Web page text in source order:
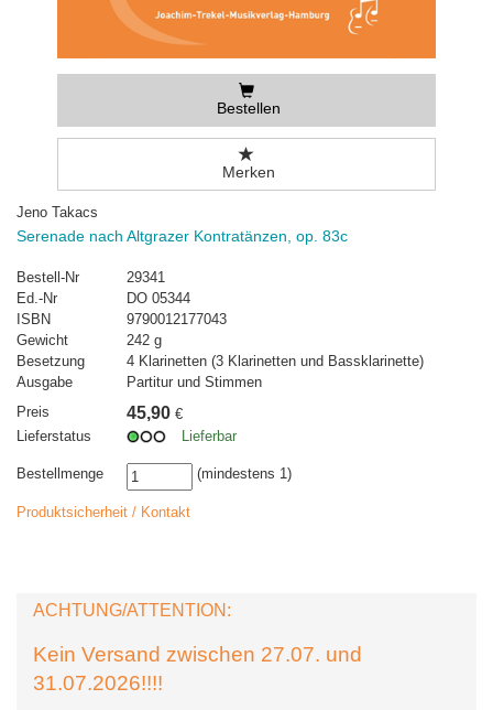
Bestellen
Merken
Jeno Takacs
Serenade nach Altgrazer Kontratänzen, op. 83c
Bestell-Nr
29341
Ed.-Nr
DO 05344
ISBN
9790012177043
Gewicht
242 g
Besetzung
4 Klarinetten (3 Klarinetten und Bassklarinette)
Ausgabe
Partitur und Stimmen
Preis
45,90 €
Lieferstatus
Lieferbar
Bestellmenge (mindestens 1)
Produktsicherheit / Kontakt
ACHTUNG/ATTENTION:
Kein Versand zwischen 27.07. und
31.07.2026!!!!